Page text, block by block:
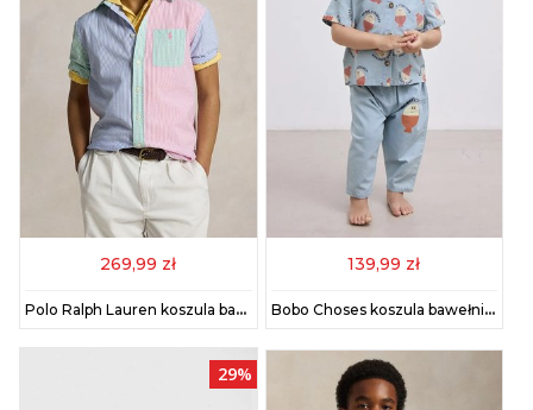
269,99 zł
Polo Ralph Lauren koszula bawełniana dziecięca kolor niebieski 323964691001
139,99 zł
Bobo Choses koszula bawełniana niemowlęca Morning Egg kolor niebieski 125AB026
29%